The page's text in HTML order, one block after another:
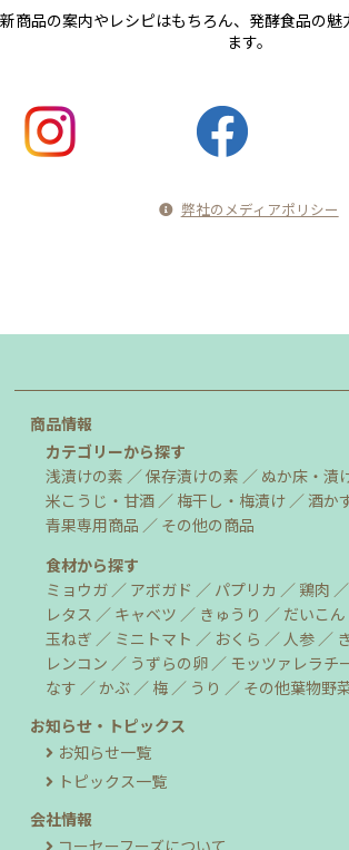
新商品の案内やレシピはもちろん、発酵食品の魅
ます。
弊社のメディアポリシー
商品情報
カテゴリーから探す
浅漬けの素
保存漬けの素
ぬか床・漬
米こうじ・甘酒
梅干し・梅漬け
酒か
青果専用商品
その他の商品
食材から探す
ミョウガ
アボガド パプリカ 鶏肉
レタス
キャベツ きゅうり だいこん
玉ねぎ
ミニトマト おくら 人参
レンコン
うずらの卵 モッツァレラチ
なす
かぶ 梅 うり その他葉物野
お知らせ・トピックス
お知らせ一覧
トピックス一覧
会社情報